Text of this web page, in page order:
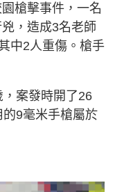
槍擊事件，一名
，造成3名老師
中2人重傷。槍手
案發時開了26
9毫米手槍屬於